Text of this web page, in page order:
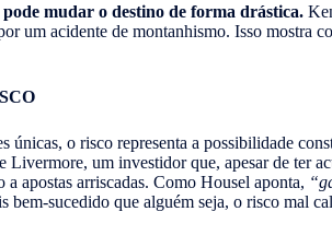
mudar o destino de forma drástica.
um acidente de montanhismo. Isso mostra
únicas, o risco representa a possibilidade
Livermore, um investidor que, apesar de ter
apostas arriscadas. Como Housel aponta,
bem-sucedido que alguém seja, o risco mal